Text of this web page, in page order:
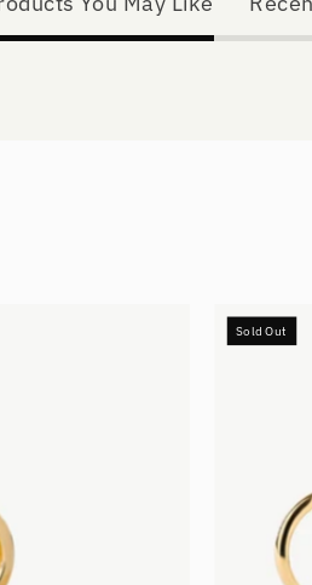
Sold Out